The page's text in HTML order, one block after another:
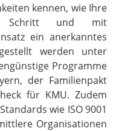
kennen, wie Ihre
Schritt und mit
ein anerkanntes
werden unter
Programme
der Familienpakt
für KMU. Zudem
wie ISO 9001
Organisationen